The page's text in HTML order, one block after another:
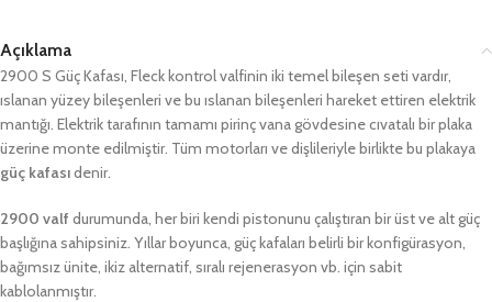
Açıklama
2900 S Güç Kafası, Fleck kontrol valfinin iki temel bileşen seti vardır,
ıslanan yüzey bileşenleri ve bu ıslanan bileşenleri hareket ettiren elektrik
mantığı. Elektrik tarafının tamamı pirinç vana gövdesine cıvatalı bir plaka
üzerine monte edilmiştir. Tüm motorları ve dişlileriyle birlikte bu plakaya
güç kafasıdenir.
2900 valf durumunda, her biri kendi pistonunu çalıştıran bir üst ve alt güç
başlığına sahipsiniz. Yıllar boyunca, güç kafaları belirli bir konfigürasyon,
bağımsız ünite, ikiz alternatif, sıralı rejenerasyon vb. için sabit
kablolanmıştır.